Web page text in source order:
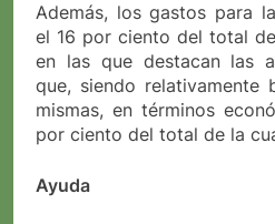
Además, los gastos para
el 16 por ciento del total
en las que destacan las
que, siendo relativamente
mismas, en términos
por ciento del total de la
Ayuda